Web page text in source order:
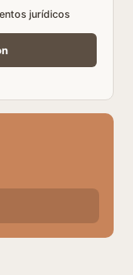
jurídicos